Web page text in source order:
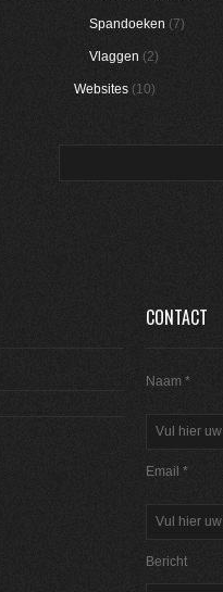
Spandoeken (7)
Vlaggen (2)
Websites (10)
CONTACT
Naam *
Email *
Bericht